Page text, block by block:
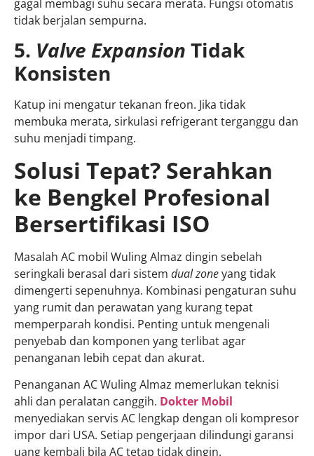
gagal membagi suhu secara merata. Fungsi otomatis
tidak berjalan sempurna.
5. Valve Expansion Tidak
Konsisten
Katup ini mengatur tekanan freon. Jika tidak
membuka merata, sirkulasi refrigerant terganggu dan
suhu menjadi timpang.
Solusi Tepat? Serahkan
ke Bengkel Profesional
Bersertifikasi ISO
Masalah AC mobil Wuling Almaz dingin sebelah
seringkali berasal dari sistem dual zoneyang tidak
dimengerti sepenuhnya. Kombinasi pengaturan suhu
yang rumit dan perawatan yang kurang tepat
memperparah kondisi. Penting untuk mengenali
penyebab dan komponen yang terlibat agar
penanganan lebih cepat dan akurat.
Penanganan AC Wuling Almaz memerlukan teknisi
ahli dan peralatan canggih. Dokter Mobil
menyediakan servis AC lengkap dengan oli kompresor
impor dari USA. Setiap pengerjaan dilindungi garansi
uang kembali bila AC tetap tidak dingin.